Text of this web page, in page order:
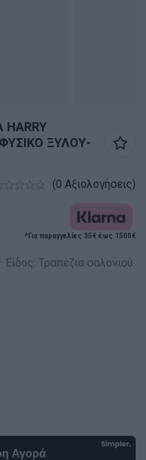
ΞΥΛΟΥ-
(0 Αξιολογήσεις)
*Για παραγγελίες 35€ έως 1500€
Τραπέζια σαλονιού